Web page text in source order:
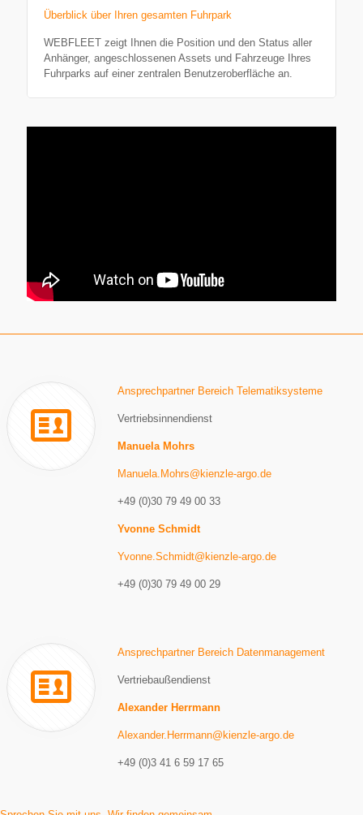
Überblick über Ihren gesamten Fuhrpark
WEBFLEET zeigt Ihnen die Position und den Status aller
Anhänger, angeschlos­senen Assets und Fahrzeuge Ihres
Fuhrparks auf einer zentralen Benut­zer­ober­fläche an.
Ansprechpartner Bereich Telematiksysteme
Vertriebsinnendienst
Manuela Mohrs
Manuela.Mohrs@kienzle-argo.de
+49 (0)30 79 49 00 33
Yvonne Schmidt
Yvonne.Schmidt@kienzle-argo.de
+49 (0)30 79 49 00 29
Ansprechpartner Bereich Datenmanagement
Vertriebaußendienst
Alexander Herrmann
Alexander.Herrmann@kienzle-argo.de
+49 (0)3 41 6 59 17 65